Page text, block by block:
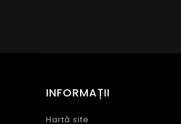
INFORMAȚII
Hartă site